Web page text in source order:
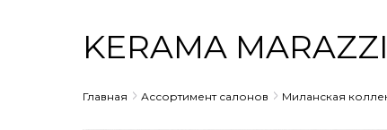
KERAMA
Главная Ассортимент салонов Миланская